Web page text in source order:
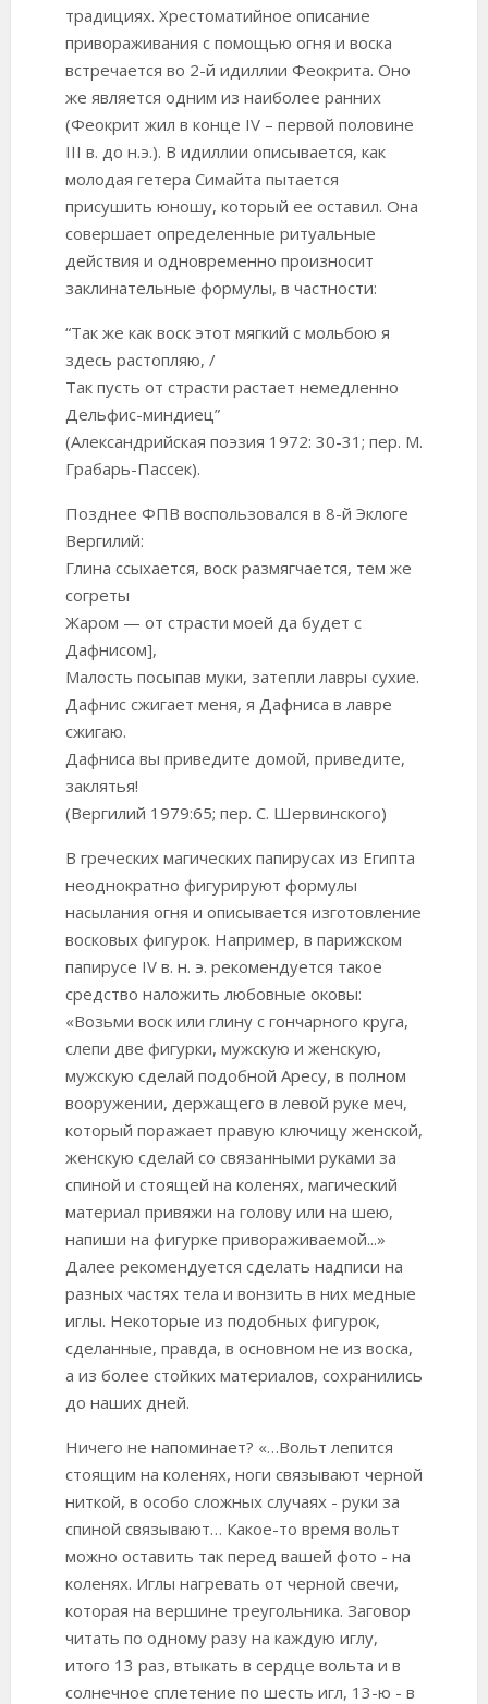
традициях. Хрестоматийное описание
привораживания с помощью огня и воска
встречается во 2-й идиллии Феокрита. Оно
же является одним из наиболее ранних
(Феокрит жил в конце IV – первой половине
III в. до н.э.). В идиллии описывается, как
молодая гетера Симайта пытается
присушить юношу, который ее оставил. Она
совершает определенные ритуальные
действия и одновременно произносит
заклинательные формулы, в частности:
“Так же как воск этот мягкий с мольбою я
здесь растопляю, /
Так пусть от страсти растает немедленно
Дельфис-миндиец”
(Александрийская поэзия 1972: 30-31; пер. М.
Грабарь-Пассек).
Позднее ФПВ воспользовался в 8-й Эклоге
Вергилий:
Глина ссыхается, воск размягчается, тем же
согреты
Жаром — от страсти моей да будет с
Дафнисом],
Малость посыпав муки, затепли лавры сухие.
Дафнис сжигает меня, я Дафниса в лавре
сжигаю.
Дафниса вы приведите домой, приведите,
заклятья!
(Вергилий 1979:65; пер. С. Шервинского)
В греческих магических папирусах из Египта
неоднократно фигурируют формулы
насылания огня и описывается изготовление
восковых фигурок. Например, в парижском
папирусе IV в. н. э. рекомендуется такое
средство наложить любовные оковы:
«Возьми воск или глину с гончарного круга,
слепи две фигурки, мужскую и женскую,
мужскую сделай подобной Аресу, в полном
вооружении, держащего в левой руке меч,
который поражает правую ключицу женской,
женскую сделай со связанными руками за
спиной и стоящей на коленях, магический
материал привяжи на голову или на шею,
напиши на фигурке привораживаемой...»
Далее рекомендуется сделать надписи на
разных частях тела и вонзить в них медные
иглы. Некоторые из подобных фигурок,
сделанные, правда, в основном не из воска,
а из более стойких материалов, сохранились
до наших дней.
Ничего не напоминает? «…Вольт лепится
стоящим на коленях, ноги связывают черной
ниткой, в особо сложных случаях - руки за
спиной связывают… Какое-то время вольт
можно оставить так перед вашей фото - на
коленях. Иглы нагревать от черной свечи,
которая на вершине треугольника. Заговор
читать по одному разу на каждую иглу,
итого 13 раз, втыкать в сердце вольта и в
солнечное сплетение по шесть игл, 13-ю - в